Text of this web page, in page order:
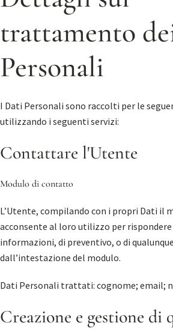
trattamento
Personali
I Dati Personali sono raccolti per le
utilizzando i seguenti servizi:
Contattare l'Utente
Modulo di contatto
L’Utente, compilando con i propri Dati il
acconsente al loro utilizzo per
informazioni, di preventivo, o di
dall’intestazione del modulo.
Dati Personali trattati: cognome; email;
Creazione e gestione di